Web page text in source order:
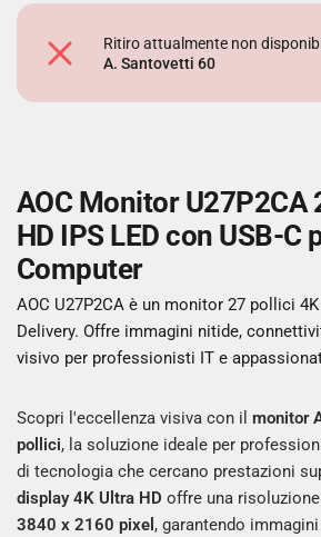
Ritiro attualmente non
A. Santovetti 60
AOC Monitor U27P2CA
HD IPS LED con USB-C
Computer
AOC U27P2CA è un monitor 27 pollici
Delivery. Offre immagini nitide,
visivo per professionisti IT e
Scopri l'eccellenza visiva con ilmonitor
pollici, la soluzione ideale per
di tecnologia che cercano prestazioni
display 4K Ultra HD offre una
3840 x 2160 pixel , garantendo